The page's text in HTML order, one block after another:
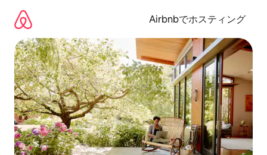
Airbnbでホスティング